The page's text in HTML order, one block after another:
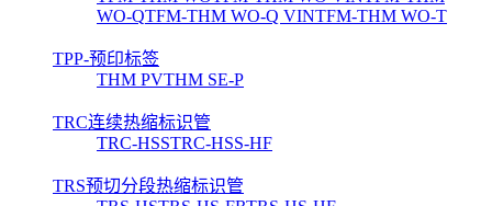
WO-QTFM-THM WO-Q VINTFM-THM WO-T
TPP-预印标签
THM PVTHM SE-P
TRC连续热缩标识管
TRC-HSSTRC-HSS-HF
TRS预切分段热缩标识管